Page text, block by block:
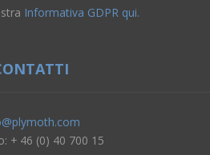
Informativa GDPR qui.
+ 46 (0) 40 700 15